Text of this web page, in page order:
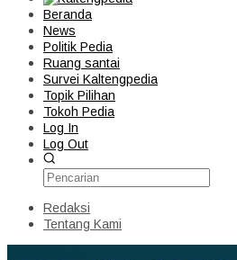
Beranda
News
Politik Pedia
Ruang santai
Survei Kaltengpedia
Topik Pilihan
Tokoh Pedia
Log In
Log Out
Redaksi
Tentang Kami